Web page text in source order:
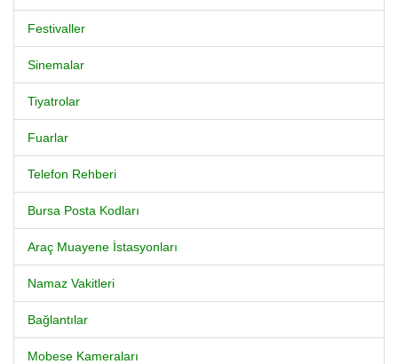
Festivaller
Sinemalar
Tiyatrolar
Fuarlar
Telefon Rehberi
Bursa Posta Kodları
Araç Muayene İstasyonları
Namaz Vakitleri
Bağlantılar
Mobese Kameraları